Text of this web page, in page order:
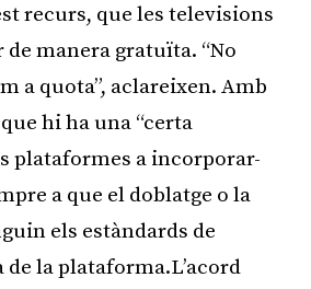
recurs, que les televisions
manera gratuïta. “No
a quota”, aclareixen. Amb
hi ha una “certa
plataformes a incorporar-
a que el doblatge o la
els estàndards de
la plataforma.L’acord